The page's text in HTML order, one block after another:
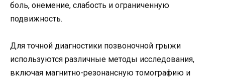
боль, онемение, слабость и ограниченную
подвижность.
Для точной диагностики позвоночной грыжи
используются различные методы исследования,
включая магнитно-резонансную томографию и